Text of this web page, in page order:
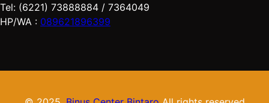
Tel: (6221) 73888884 / 7364049
HP/WA : 089621896399